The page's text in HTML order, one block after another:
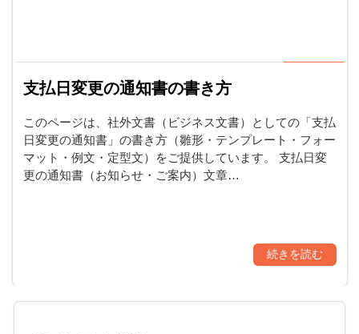
支払日変更の通知書の書き方
このページは、社外文書（ビジネス文書）としての「支払
日変更の通知書」の書き方（雛形・テンプレート・フォー
マット・例文・定型文）をご提供しています。 支払日変
更の通知書（お知らせ・ご案内）文章…
続きを読む